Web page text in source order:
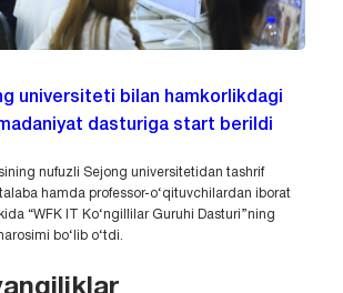
universiteti bilan hamkorlikdagi
dasturiga start berildi
nufuzli Sejong universitetidan tashrif
hamda professor-o‘qituvchilardan iborat
“WFK IT Ko‘ngillilar Guruhi Dasturi”ning
bo‘lib o‘tdi.